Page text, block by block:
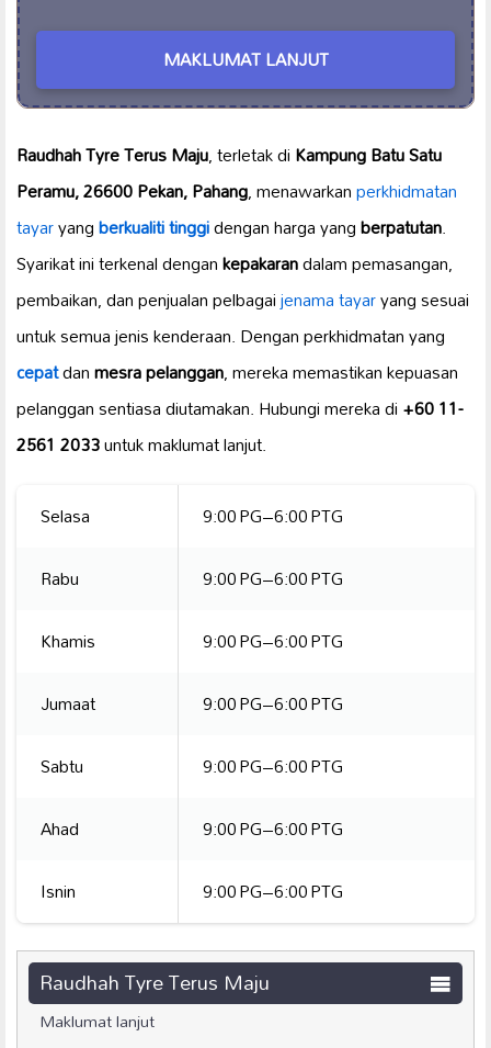
MAKLUMAT LANJUT
Raudhah Tyre Terus Maju, terletak diKampung Batu Satu
Peramu, 26600 Pekan, Pahang, menawarkanperkhidmatan
tayaryangberkualiti tinggidengan harga yangberpatutan.
Syarikat ini terkenal dengankepakarandalam pemasangan,
pembaikan, dan penjualan pelbagaijenama tayaryang sesuai
untuk semua jenis kenderaan. Dengan perkhidmatan yang
cepatdanmesra pelanggan, mereka memastikan kepuasan
pelanggan sentiasa diutamakan. Hubungi mereka di+60 11-
2561 2033untuk maklumat lanjut.
Selasa
9:00 PG–6:00 PTG
Rabu
9:00 PG–6:00 PTG
Khamis
9:00 PG–6:00 PTG
Jumaat
9:00 PG–6:00 PTG
Sabtu
9:00 PG–6:00 PTG
Ahad
9:00 PG–6:00 PTG
Isnin
9:00 PG–6:00 PTG
Raudhah Tyre Terus Maju
Maklumat lanjut